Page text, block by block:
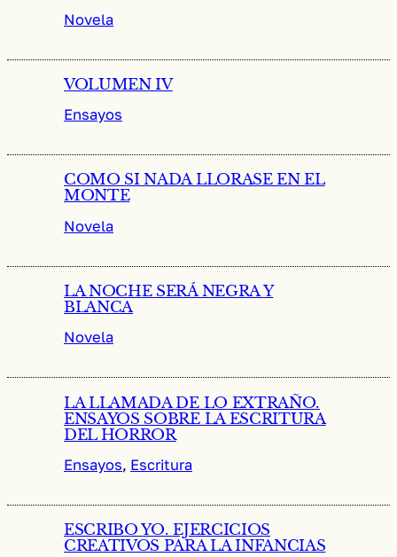
Novela
VOLUMEN IV
Ensayos
COMO SI NADA LLORASE EN EL
MONTE
Novela
LA NOCHE SERÁ NEGRA Y
BLANCA
Novela
LA LLAMADA DE LO EXTRAÑO.
ENSAYOS SOBRE LA ESCRITURA
DEL HORROR
Ensayos, Escritura
ESCRIBO YO. EJERCICIOS
CREATIVOS PARA LA INFANCIAS